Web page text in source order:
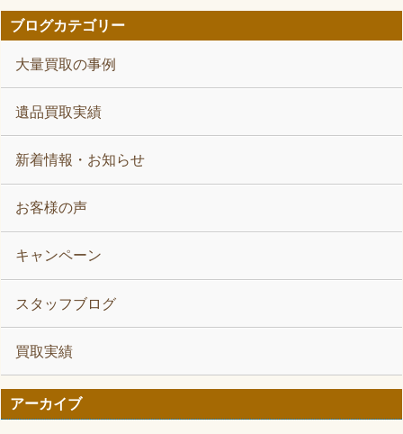
ブログカテゴリー
大量買取の事例
遺品買取実績
新着情報・お知らせ
お客様の声
キャンペーン
スタッフブログ
買取実績
アーカイブ